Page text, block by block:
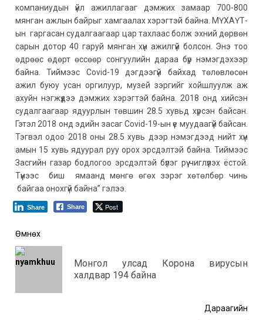
компаниудын үйл ажиллагааг дэмжих замаар 700-800
мянган ажлын байрыг хамгаалах хэрэгтэй байна. МҮХАҮТ-
ын гаргасан судалгаагаар цар тахлаас болж эхний дөрвөн
сарын дотор 40 гаруй мянган хүн ажилгүй болсон. Энэ тоо
өдрөөс өдөрт өссөөр сонгуулийн дараа бүр нэмэгдэхээр
байна. Тиймээс Covid-19 дэгдээгүй байхад төлөвлөсөн
ажил буюу усан оргилуур, музей зэргийг хойшлуулж аж
ахуйн нэгжүүдээ дэмжих хэрэгтэй байна. 2018 онд хийсэн
судалгаагаар ядуурлын төвшин 28.5 хувьд хүрсэн байсан.
Гэтэл 2018 онд эдийн засаг Covid-19-ын үе муудаагүй байсан.
Тэгвэл одоо 2018 оны 28.5 хувь дээр нэмэгдээд нийт хүн
амын 15 хувь ядуурал руу орох эрсдэлтэй байна. Тиймээс
Засгийн газар бодлогоо эрсдэлтэй бүлэг рүү чиглүүлэх ёстой.
Түүнээс биш ямаанд мөнгө өгөх зэрэг хөтөлбөр чинь
байгаа онохгүй байна” гэлээ.
Share Post
Share
Post
navigation
Өмнөх
Монгол улсад Корона вирусын
халдвар 194 байна
Дараагийн